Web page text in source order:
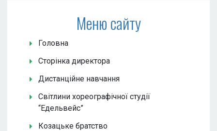
Меню сайту
Головна
Сторінка директора
Дистанційне навчання
Світлини хореографічної студії
“Едельвейс”
Козацьке братство